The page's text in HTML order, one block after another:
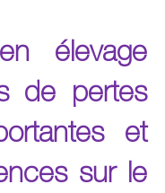
élevage
de pertes
et
sur le